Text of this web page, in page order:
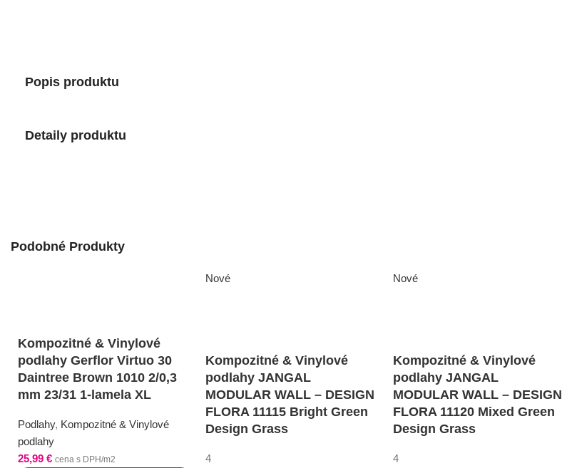
Popis produktu
Detaily produktu
Podobné Produkty
Kompozitné & Vinylové
podlahy Gerflor Virtuo 30
Daintree Brown 1010 2/0,3
mm 23/31 1-lamela XL
Podlahy, Kompozitné & Vinylové
podlahy
25,99 € cena s DPH/m2
Nové
Kompozitné & Vinylové
podlahy JANGAL
MODULAR WALL – DESIGN
FLORA 11115 Bright Green
Design Grass
4
Nové
Kompozitné & Vinylové
podlahy JANGAL
MODULAR WALL – DESIGN
FLORA 11120 Mixed Green
Design Grass
4